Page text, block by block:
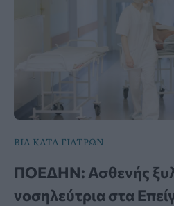
ΒΙΑ ΚΑΤΑ ΓΙΑΤΡΩΝ
ΠΟΕΔΗΝ: Ασθενής
νοσηλεύτρια στα